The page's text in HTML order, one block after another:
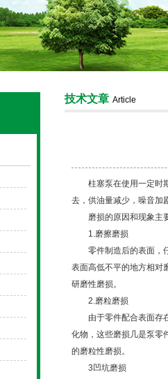
技术文章 Article
柱塞泵在使用一定时期
去，供油量减少，噪音加
磨损的原因和现象主
1.磨擦磨损
零件制造后的表面，仔
表面高低不平的地方相对
研磨性磨损。
2.磨粒磨损
由于零件配合表面存在
化物，这些磨损几是泵零
的磨粒性磨损。
3凹坑磨损